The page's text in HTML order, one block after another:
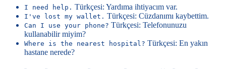
I need help. Türkçesi: Yardıma ihtiyacım var.
I've lost my wallet. Türkçesi: Cüzdanımı kaybettim.
Can I use your phone? Türkçesi: Telefonunuzu
kullanabilir miyim?
Where is the nearest hospital? Türkçesi: En yakın
hastane nerede?